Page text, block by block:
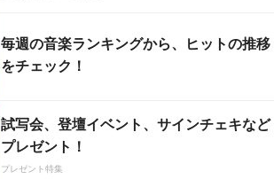
毎週の音楽ランキングから、ヒットの推移
をチェック！
試写会、登壇イベント、サインチェキなど
プレゼント！
プレゼント特集